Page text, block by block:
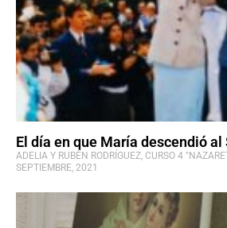
El día en que María descendió al
ADELIA Y RUBÉN RODRÍGUEZ, CURSO 4
SEPTIEMBRE, 2021